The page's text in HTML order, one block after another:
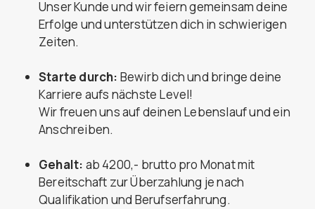
Unser Kunde und wir feiern gemeinsam deine
Erfolge und unterstützen dich in schwierigen
Zeiten.
Starte durch: Bewirb dich und bringe deine
Karriere aufs nächste Level!
Wir freuen uns auf deinen Lebenslauf und ein
Anschreiben.
Gehalt: ab 4200,- brutto pro Monat mit
Bereitschaft zur Überzahlung je nach
Qualifikation und Berufserfahrung.